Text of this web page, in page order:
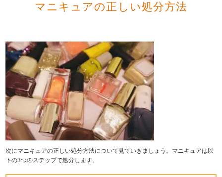
マニキュアの正しい処分方法
次にマニキュアの正しい処分方法について見ていきましょう。マニキュアは以
下の3つのステップで処分します。